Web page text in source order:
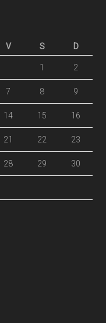
V S D
1 2
7 8 9
14 15 16
21 22 23
28 29 30